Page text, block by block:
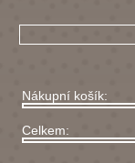
Nákupní košík:
Celkem: